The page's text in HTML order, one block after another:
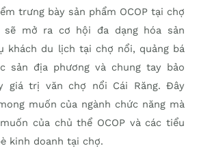
trưng bày sản phẩm OCOP tại chợ
sẽ mở ra cơ hội đa dạng hóa sản
khách du lịch tại chợ nổi, quảng bá
sản địa phương và chung tay bảo
giá trị văn chợ nổi Cái Răng. Ðây
muốn của ngành chức năng mà
của chủ thể OCOP và các tiểu
kinh doanh tại chợ.